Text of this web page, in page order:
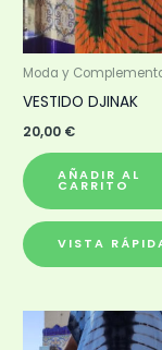
Moda y
VESTIDO DJINAK
20,00 €
AÑADIR AL
CARRITO
VISTA